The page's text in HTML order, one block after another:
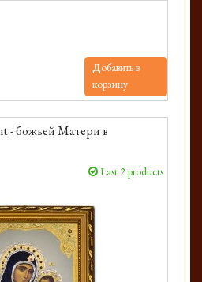
Добавить в
корзину
- божьей Матери в
Last 2 products